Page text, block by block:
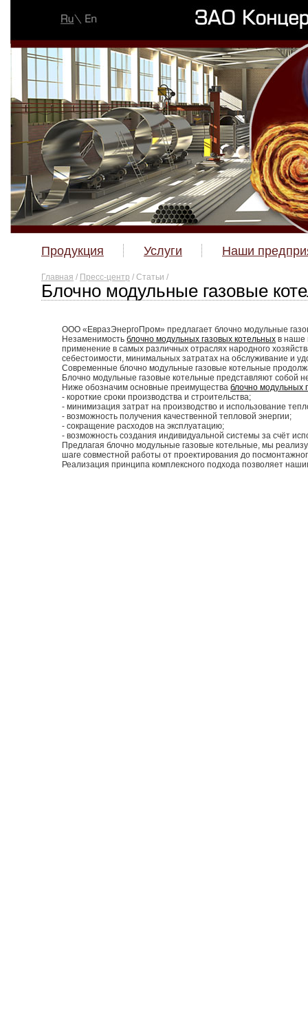
Продукция Услуги Наши
Главная / Пресс-центр / Статьи /
Блочно модульные газовые
ООО «ЕвразЭнергоПром» предлагает блочно модульные
Незаменимость блочно модульных газовых котельных в наше
применение в самых различных отраслях народного
себестоимости, минимальных затратах на обслуживание и
Современные блочно модульные газовые котельные
Блочно модульные газовые котельные представляют собой
Ниже обозначим основные преимущества блочно модульных
- короткие сроки производства и строительства;
- минимизация затрат на производство и использование
- возможность получения качественной тепловой энергии;
- сокращение расходов на эксплуатацию;
- возможность создания индивидуальной системы за счёт
Предлагая блочно модульные газовые котельные, мы
шаге совместной работы от проектирования до
Реализация принципа комплексного подхода позволяет